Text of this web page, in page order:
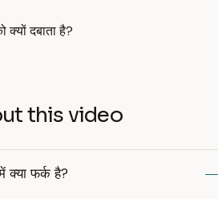
क्यों दबाता है?
this video
क्या फर्क है?